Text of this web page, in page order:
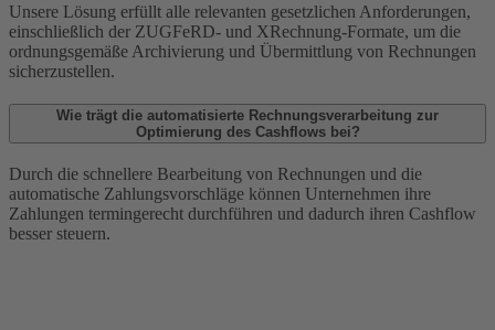
Unsere Lösung erfüllt alle relevanten gesetzlichen Anforderungen,
einschließlich der ZUGFeRD- und XRechnung-Formate, um die
ordnungsgemäße Archivierung und Übermittlung von Rechnungen
sicherzustellen.
Wie trägt die automatisierte Rechnungsverarbeitung zur
Optimierung des Cashflows bei?
Durch die schnellere Bearbeitung von Rechnungen und die
automatische Zahlungsvorschläge können Unternehmen ihre
Zahlungen termingerecht durchführen und dadurch ihren Cashflow
besser steuern.